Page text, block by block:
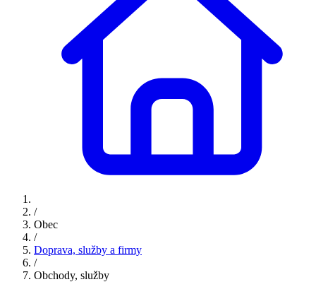
/
Obec
/
Doprava, služby a firmy
/
Obchody, služby